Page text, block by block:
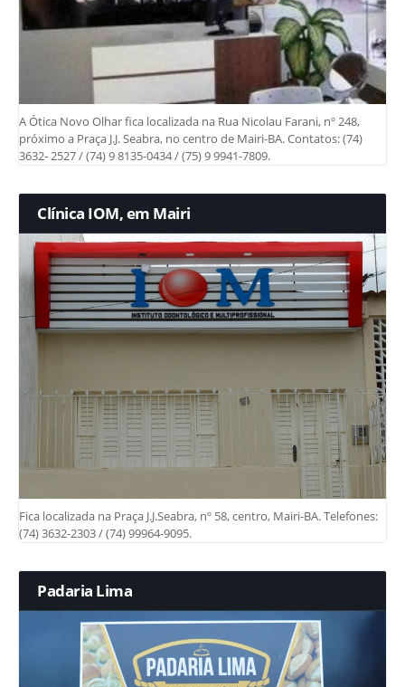
A Ótica Novo Olhar fica localizada na Rua Nicolau Farani, nº 248,
próximo a Praça J.J. Seabra, no centro de Mairi-BA. Contatos: (74)
3632- 2527 / (74) 9 8135-0434 / (75) 9 9941-7809.
Clínica IOM, em Mairi
Fica localizada na Praça J.J.Seabra, nº 58, centro, Mairi-BA. Telefones:
(74) 3632-2303 / (74) 99964-9095.
Padaria Lima